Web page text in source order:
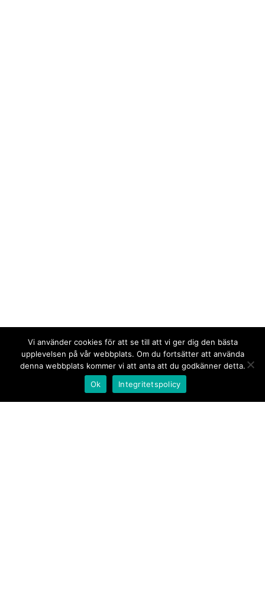
Vi använder cookies för att se till att vi ger dig den bästa
upplevelsen på vår webbplats. Om du fortsätter att använda
denna webbplats kommer vi att anta att du godkänner detta.
Ok
Integritetspolicy